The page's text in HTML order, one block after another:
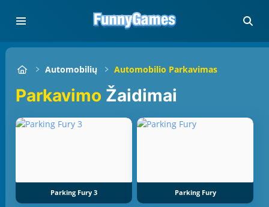
Automobilių Automobilio Parkavimas
Parkavimo Žaidimai
Parking Fury 3 Parking Fury